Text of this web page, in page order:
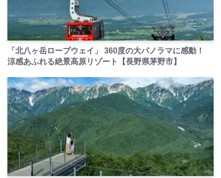
PR
「北八ヶ岳ロープウェイ」 360度の大パノラマに感動！
涼感あふれる絶景高原リゾート【長野県茅野市】
PR